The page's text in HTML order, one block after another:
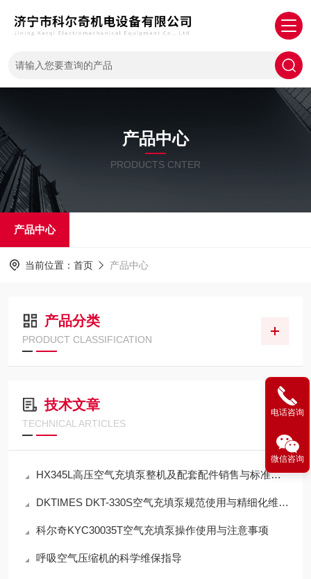
产品中心
PRODUCTS CNTER
产品中心
当前位置： 首页 产品中心
产品分类
PRODUCT CLASSIFICATION
技术文章
TECHNICAL ARTICLES
HX345L高压空气充填泵整机及配套配件销售与标准化应用技术解析
DKTIMES DKT-330S空气充填泵规范使用与精细化维保技术指南
科尔奇KYC30035T空气充填泵操作使用与注意事项
呼吸空气压缩机的科学维保指导
电话咨询
微信咨询